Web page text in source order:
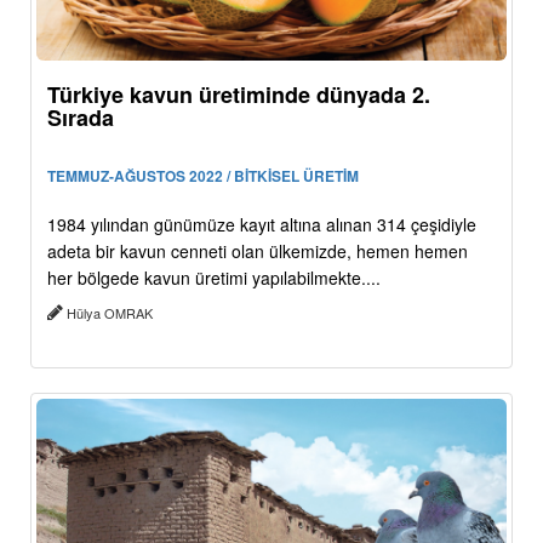
Türkiye kavun üretiminde dünyada 2.
Sırada
TEMMUZ-AĞUSTOS 2022 / BİTKİSEL ÜRETİM
1984 yılından günümüze kayıt altına alınan 314 çeşidiyle
adeta bir kavun cenneti olan ülkemizde, hemen hemen
her bölgede kavun üretimi yapılabilmekte....
Hülya OMRAK